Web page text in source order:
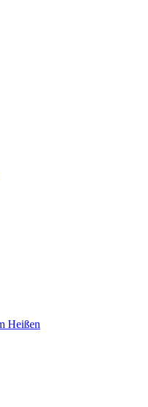
Heißen